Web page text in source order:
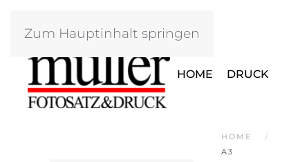
Zum Hauptinhalt springen
HOME DRUCK
HOME
A3